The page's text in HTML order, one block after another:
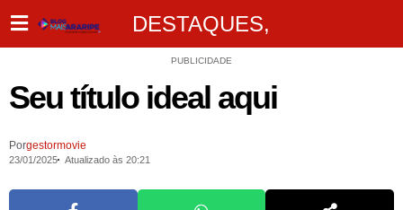
DESTAQUES,
PUBLICIDADE
Seu título ideal aqui
Porgestormovie
23/01/2025 Atualizado às 20:21